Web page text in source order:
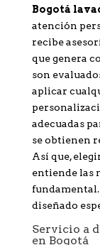
Bogotá
atención
recibe
que genera
son
aplicar
adecuadas
se obtienen
Así que,
entiende las
diseñado
Servicio a
en Bogotá